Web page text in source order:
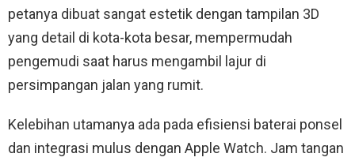
petanya dibuat sangat estetik dengan tampilan 3D
yang detail di kota-kota besar, mempermudah
pengemudi saat harus mengambil lajur di
persimpangan jalan yang rumit.
Kelebihan utamanya ada pada efisiensi baterai ponsel
dan integrasi mulus dengan Apple Watch. Jam tangan